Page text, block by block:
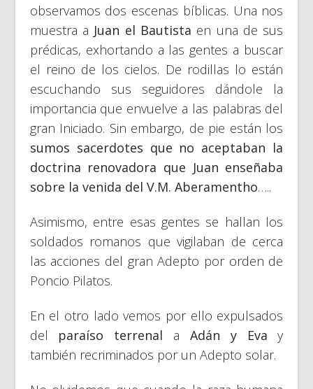
observamos dos escenas bíblicas. Una nos
muestra a Juan el Bautista en una de sus
prédicas, exhortando a las gentes a buscar
el reino de los cielos. De rodillas lo están
escuchando sus seguidores dándole la
importancia que envuelve a las palabras del
gran Iniciado. Sin embargo, de pie están los
sumos sacerdotes que no aceptaban la
doctrina renovadora que Juan enseñaba
sobre la venida del V.M. Aberamentho…..
Asimismo, entre esas gentes se hallan los
soldados romanos que vigilaban de cerca
las acciones del gran Adepto por orden de
Poncio Pilatos.
En el otro lado vemos por ello expulsados
del paraíso terrenal a Adán y Evay
también recriminados por un Adepto solar.